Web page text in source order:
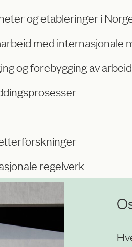
og etableringer i
med internasjonale
og forebygging av
regelverk